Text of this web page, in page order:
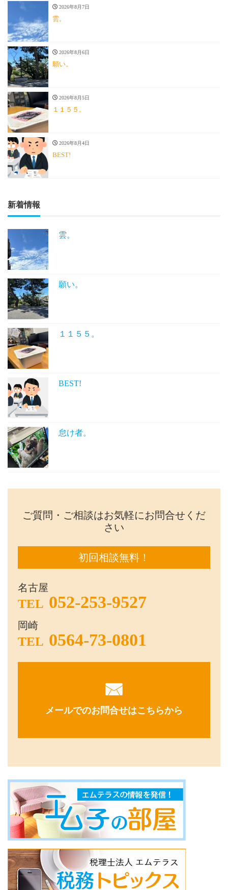
2026年8月7日
雲。
2026年8月6日
願い。
2026年8月5日
１１５５。
2026年8月4日
BEST!
新着情報
雲。
願い。
１１５５。
BEST!
怠け者。
ご質問・ご相談はお気軽にお問合せくだ
さい
初回相談無料！
名古屋
TEL 052-253-9527
岡崎
TEL 0564-73-0801
メールでのお問合せはこちらから